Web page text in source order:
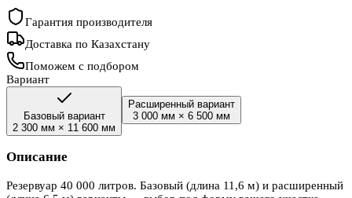
Гарантия производителя
Доставка по Казахстану
Поможем с подбором
Вариант
Базовый вариант
2 300 мм × 11 600 мм
Расширенный вариант
3 000 мм × 6 500 мм
Описание
Резервуар 40 000 литров. Базовый (длина 11,6 м) и расширенный